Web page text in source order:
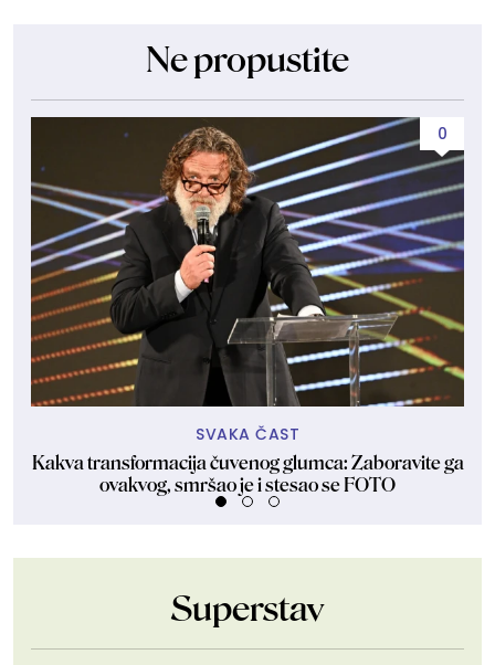
Ne propustite
0
SVAKA ČAST
Kakva transformacija čuvenog glumca: Zaboravite ga
ovakvog, smršao je i stesao se FOTO
Superstav